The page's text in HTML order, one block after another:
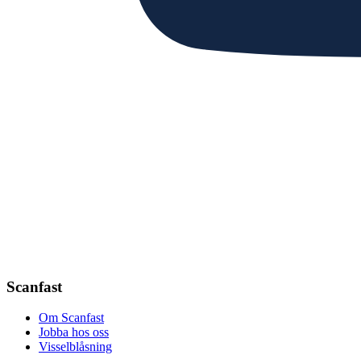
Scanfast
Om Scanfast
Jobba hos oss
Visselblåsning